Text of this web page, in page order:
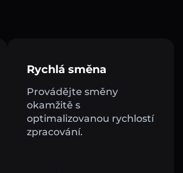
Rychlá směna
Provádějte směny
okamžitě s
optimalizovanou rychlostí
zpracování.